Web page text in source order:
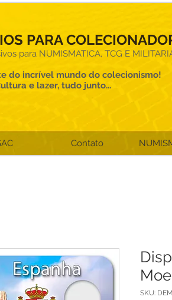
Contato
PARA
para NUMISMATICA, TCG E
do incrível mundo do colecionismo!
e lazer, tudo junto...
SKU: